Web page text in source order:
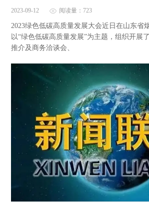
2023-09-12 阅读量：723
2023绿色低碳高质量发展大会近日在山东省
以“绿色低碳高质量发展”为主题，组织开展
推介及商务洽谈会、